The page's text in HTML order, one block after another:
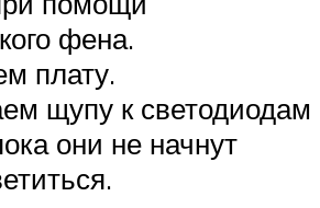
фена.
плату.
щупу к светодиодам
они не начнут